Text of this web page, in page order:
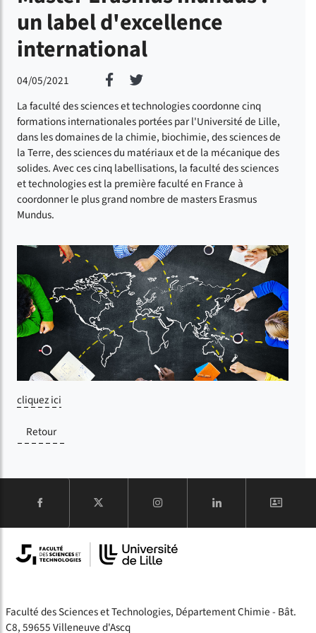
un label d'excellence
international
04/05/2021 Partager sur Facebook
Partager sur Twitter
La faculté des sciences et technologies coordonne cinq
formations internationales portées par l'Université de Lille,
dans les domaines de la chimie, biochimie, des sciences de
la Terre, des sciences du matériaux et de la mécanique des
solides. Avec ces cinq labellisations, la faculté des sciences
et technologies est la première faculté en France à
coordonner le plus grand nombre de masters Erasmus
Mundus.
cliquez ici
Retour
COMPTE
Faculté des Sciences et Technologies, Département Chimie - Bât.
C8, 59655 Villeneuve d'Ascq